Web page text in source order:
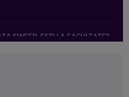
SWEEP: EȘTI LA FACULTATE?